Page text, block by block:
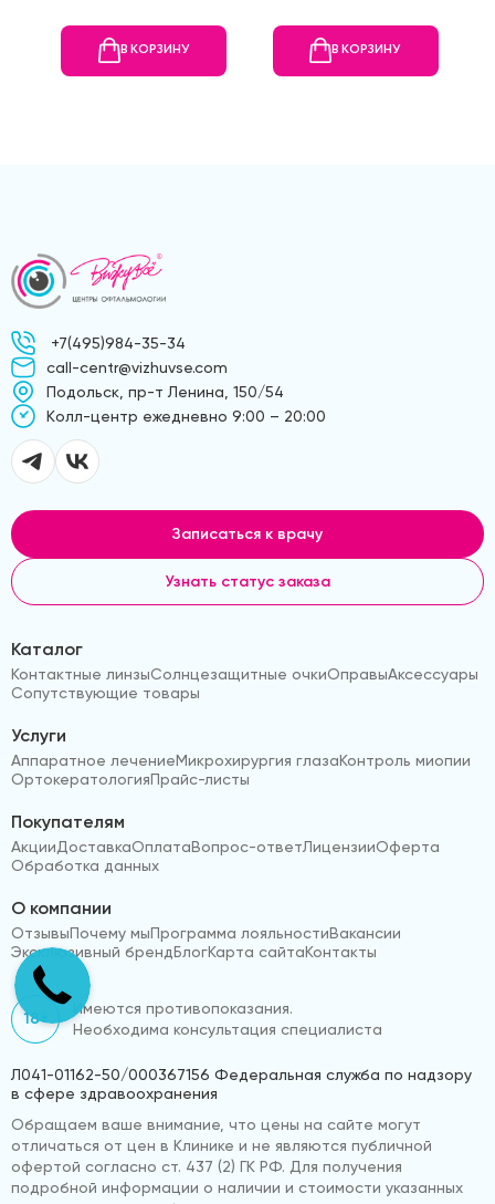
В КОРЗИНУ В КОРЗИНУ
+7(495)984-35-34
call-centr@vizhuvse.com
Подольск, пр-т Ленина, 150/54
Kолл-центр ежедневно 9:00 – 20:00
Записаться к врачу
Узнать статус заказа
Каталог
Контактные линзыСолнцезащитные очкиОправыАксессуары
Сопутствующие товары
Услуги
Аппаратное лечениеМикрохирургия глазаКонтроль миопии
ОртокератологияПрайс-листы
Покупателям
АкцииДоставкаОплатаВопрос-ответЛицензииОферта
Обработка данных
О компании
ОтзывыПочему мыПрограмма лояльностиВакансии
Эксклюзивный брендБлогКарта сайтаКонтакты
18+
Имеются противопоказания.
Необходима консультация специалиста
Л041-01162-50/000367156 Федеральная служба по надзору
в сфере здравоохранения
Обращаем ваше внимание, что цены на сайте могут
отличаться от цен в Клинике и не являются публичной
офертой согласно ст. 437 (2) ГК РФ. Для получения
подробной информации о наличии и стоимости указанных